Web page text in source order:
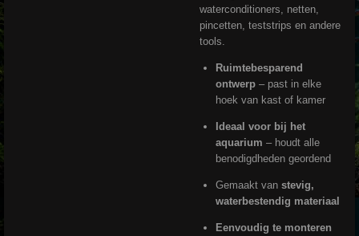
waterconditioners, netten,
pincetten, teststrips en andere
tools.
Ruimtebesparend
ontwerp– past in elke
hoek van kast of kamer
Ideaal voor bij het
aquarium – houdt alle
benodigdheden geordend
Gemaakt van stevig,
waterbestendig materiaal
Eenvoudig te monteren